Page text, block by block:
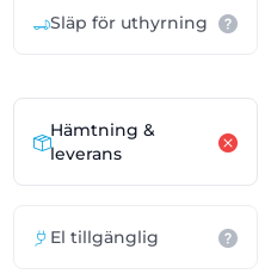
Släp för uthyrning
Hämtning &
leverans
El tillgänglig